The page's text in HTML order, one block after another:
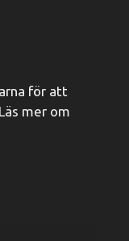
för att
mer om